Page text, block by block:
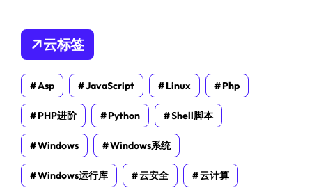
云标签
Asp JavaScript Linux Php
PHP进阶 Python Shell脚本
Windows Windows系统
Windows运行库 云安全 云计算